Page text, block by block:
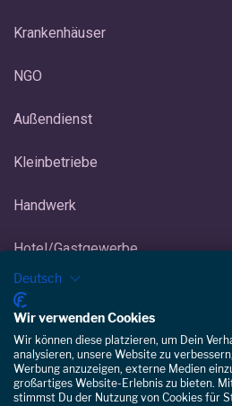
Krankenhäuser
NGO
Außendienst
Kleinbetriebe
Handwerk
Hotel/Gastgewerbe
Eisdiele/Eiscafé
Gebäudereinigung
Deutsch
Wir verwenden Cookies
Wir können diese platzieren, um Dein
analysieren, unsere Website zu
Werbung anzuzeigen, externe Medien
großartiges Website-Erlebnis zu bieten.
stimmst Du der Nutzung von Cookies für
GUT
/
5,00